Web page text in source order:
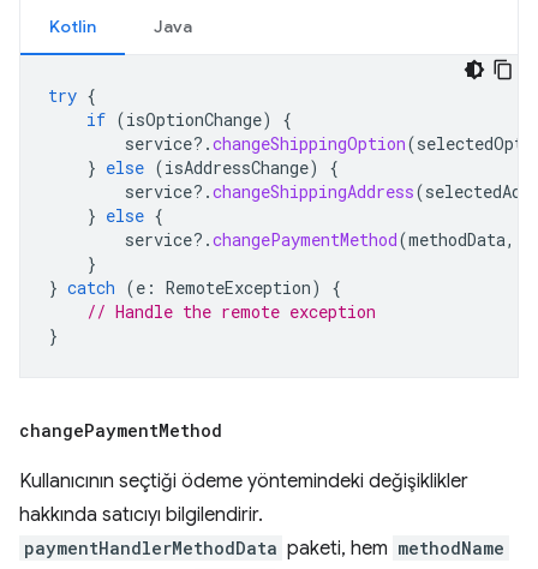
Kotlin Java
try {
if (isOptionChange)
{
service?.changeShippingOption(
} else (isAddressChange)
{
service?.changeShippingAddress(
} else {
service?.changePaymentMethod(methodData,
}
} catch (e : RemoteException)
{
// Handle the remote exception
}
changePaymentMethod
Kullanıcının seçtiği ödeme yöntemindeki değişiklikler
hakkında satıcıyı bilgilendirir.
paymentHandlerMethodData paketi, hem methodName